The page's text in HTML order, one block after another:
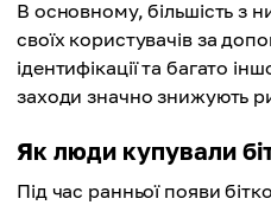
В основному, більшість з
своїх користувачів за
ідентифікації та багато
заходи значно знижують
Як люди купували
Під час ранньої появи